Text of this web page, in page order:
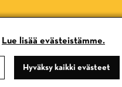
Lue lisää evästeistämme.
Hyväksy kaikki evästeet